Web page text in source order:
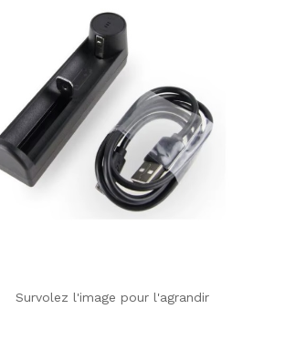
Survolez l'image pour l'agrandir